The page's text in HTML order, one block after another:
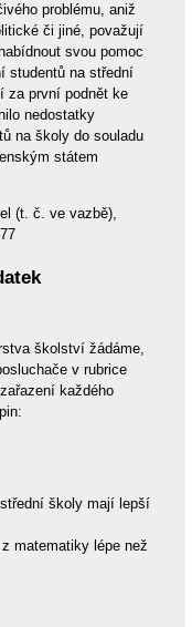
problému, aniž
či jiné, považují
svou pomoc
studentů na střední
za první podnět ke
nedostatky
na školy do souladu
státem
(t. č. ve vazbě),
školství žádáme,
v rubrice
každého
školy mají lepší
matematiky lépe než